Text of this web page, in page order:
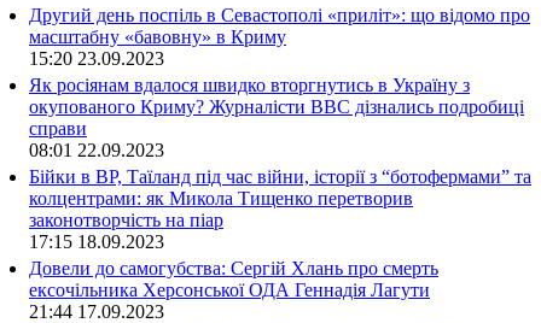
Другий день поспіль в Севастополі «приліт»: що відомо про
масштабну «бавовну» в Криму
15:20 23.09.2023
Як росіянам вдалося швидко вторгнутись в Україну з
окупованого Криму? Журналісти ВВС дізнались подробиці
справи
08:01 22.09.2023
Бійки в ВР, Таїланд під час війни, історії з “ботофермами” та
колцентрами: як Микола Тищенко перетворив
законотворчість на піар
17:15 18.09.2023
Довели до самогубства: Сергій Хлань про смерть
ексочільника Херсонської ОДА Геннадія Лагути
21:44 17.09.2023